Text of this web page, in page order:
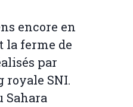
encore en
la ferme de
par
royale SNI.
Sahara